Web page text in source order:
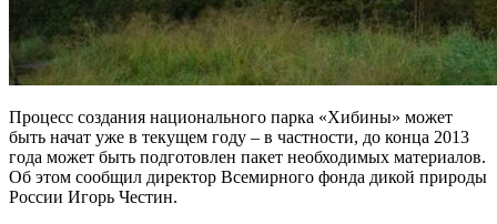
Процесс создания национального парка «Хибины» может
быть начат уже в текущем году – в частности, до конца 2013
года может быть подготовлен пакет необходимых материалов.
Об этом сообщил директор Всемирного фонда дикой природы
России Игорь Честин.